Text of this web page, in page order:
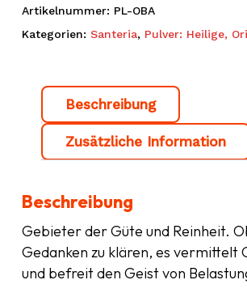
Artikelnummer: PL-OBA
Kategorien: Santeria, Pulver: Heilige,
Beschreibung
Zusätzliche Information
Beschreibung
Gebieter der Güte und Reinheit.
Gedanken zu klären, es vermittelt
und befreit den Geist von